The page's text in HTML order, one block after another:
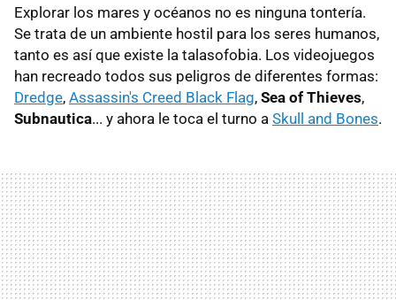
Explorar los mares y océanos no es ninguna tontería.
Se trata de un ambiente hostil para los seres humanos,
tanto es así que existe la talasofobia. Los videojuegos
han recreado todos sus peligros de diferentes formas:
Dredge, Assassin's Creed Black Flag, Sea of Thieves,
Subnautica... y ahora le toca el turno a Skull and Bones.